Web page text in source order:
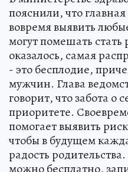
пояснили, что
вовремя выявить
могут помешать
оказалось, самая
- это бесплодие,
мужчин. Глава
говорит, что забота о
приоритете.
помогает выявить
чтобы в будущем
радость